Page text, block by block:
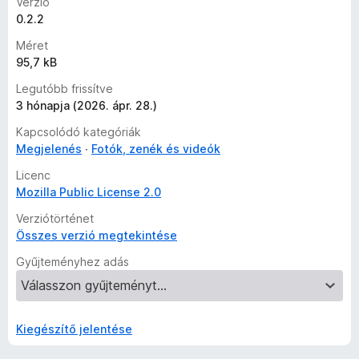
0.2.2
Méret
95,7 kB
Legutóbb frissítve
3 hónapja (2026. ápr. 28.)
Kapcsolódó kategóriák
Megjelenés
Fotók, zenék és videók
Licenc
Mozilla Public License 2.0
Verziótörténet
Összes verzió megtekintése
Gyűjteményhez adás
Kiegészítő jelentése